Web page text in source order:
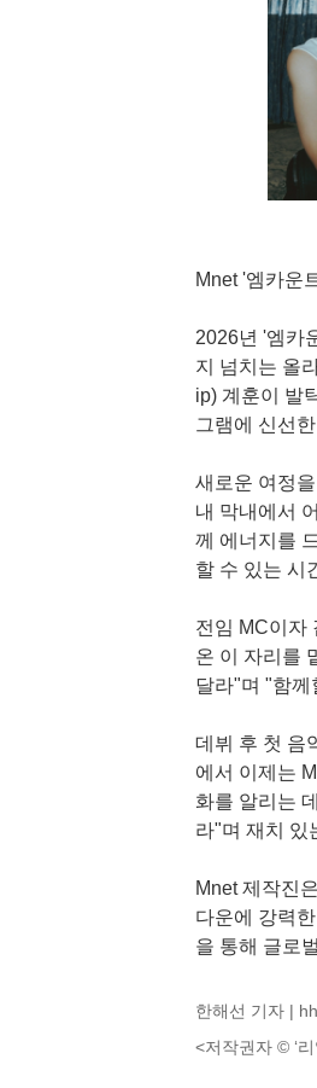
Mnet '엠카운
2026년 '엠카
지 넘치는 올
ip) 계훈이 발
그램에 신선
새로운 여정
내 막내에서
께 에너지를
할 수 있는 시
전임 MC이자
온 이 자리를
달라"며 "함께
데뷔 후 첫 음
에서 이제는
화를 알리는
라"며 재치 있
Mnet 제작진
다운에 강력
을 통해 글로
한해선 기자 |
<저작권자 © ‘